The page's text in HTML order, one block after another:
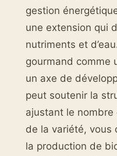
gestion
une extension qui
nutriments et
gourmand comme
un axe de
peut soutenir la
ajustant le
de la variété, vous
la production de